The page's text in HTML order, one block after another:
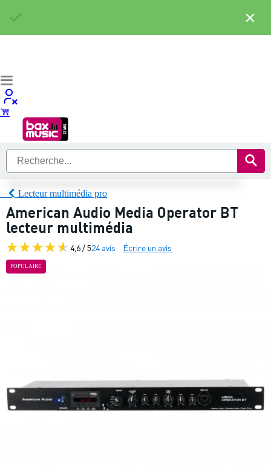
Lecteur multimédia pro
American Audio Media Operator BT
lecteur multimédia
4,6 / 524 avis Écrire un avis
POPULAIRE
×